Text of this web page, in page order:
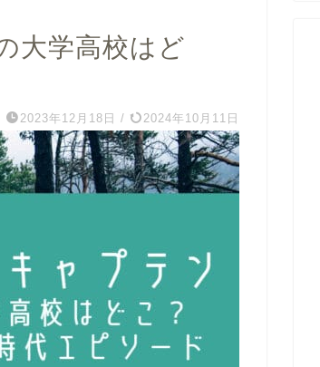
大学高校はど
2023年12月18日 / 2024年10月11日